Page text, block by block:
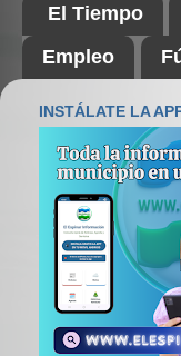
El Tiempo
Empleo
INSTÁLATE LA